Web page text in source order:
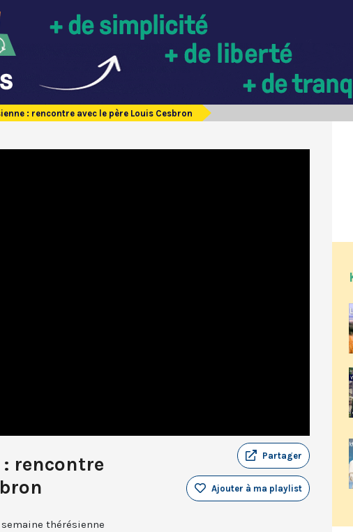
: rencontre avec le père Louis Cesbron
rencontre
Partager
Ajouter à ma playlist
thérésienne